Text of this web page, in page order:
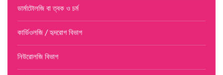
ডার্মাটোলজি বা ত্বক ও চর্ম
কার্ডিওলজি / হৃদরোগ বিভাগ
নিউরোলজি বিভাগ